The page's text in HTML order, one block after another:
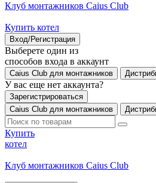
Клуб монтажников Caius Club
Купить котел
Вход/Регистрация
Выберете один из
способов входа в аккаунт
Caius Club для монтажников
У вас еще нет аккаунта?
Зарегистрироваться
Caius Club для монтажников
Купить
котел
Клуб монтажников Caius Club